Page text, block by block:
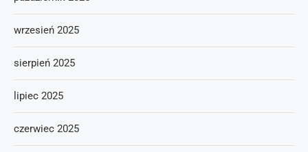
wrzesień 2025
sierpień 2025
lipiec 2025
czerwiec 2025